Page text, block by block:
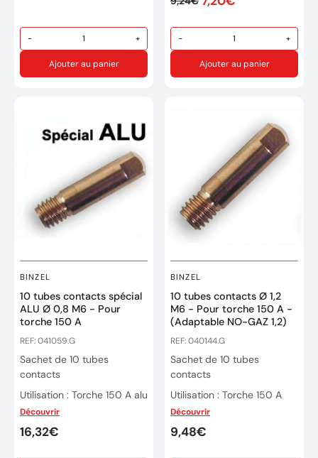
- +
Ajouter au panier
- +
Ajouter au panier
BINZEL
10 tubes contacts spécial
ALU Ø 0,8 M6 - Pour
torche 150 A
REF: 041059.G
Sachet de 10 tubes
contacts
Utilisation : Torche 150 A alu
Ø de Fil : 0,8mm
Filetage: M6
Découvrir
16,32€
BINZEL
10 tubes contacts Ø 1,2
M6 - Pour torche 150 A -
(Adaptable NO-GAZ 1,2)
REF: 040144.G
Sachet de 10 tubes
contacts
Utilisation : Torche 150 A
Ø de Fil : 1,2mm ou 1,2 en No
Gaz
Découvrir
9,48€